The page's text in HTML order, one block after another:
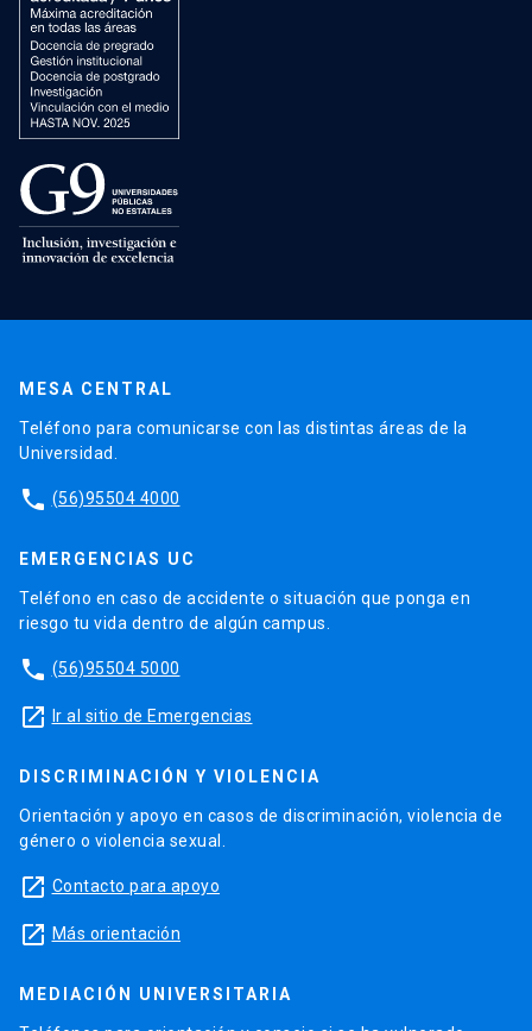
MESA CENTRAL
Teléfono para comunicarse con las distintas áreas de la
Universidad.
phone (56)95504 4000
EMERGENCIAS UC
Teléfono en caso de accidente o situación que ponga en
riesgo tu vida dentro de algún campus.
phone (56)95504 5000
launch Ir al sitio de Emergencias
DISCRIMINACIÓN Y VIOLENCIA
Orientación y apoyo en casos de discriminación, violencia de
género o violencia sexual.
launch Contacto para apoyo
launch Más orientación
MEDIACIÓN UNIVERSITARIA